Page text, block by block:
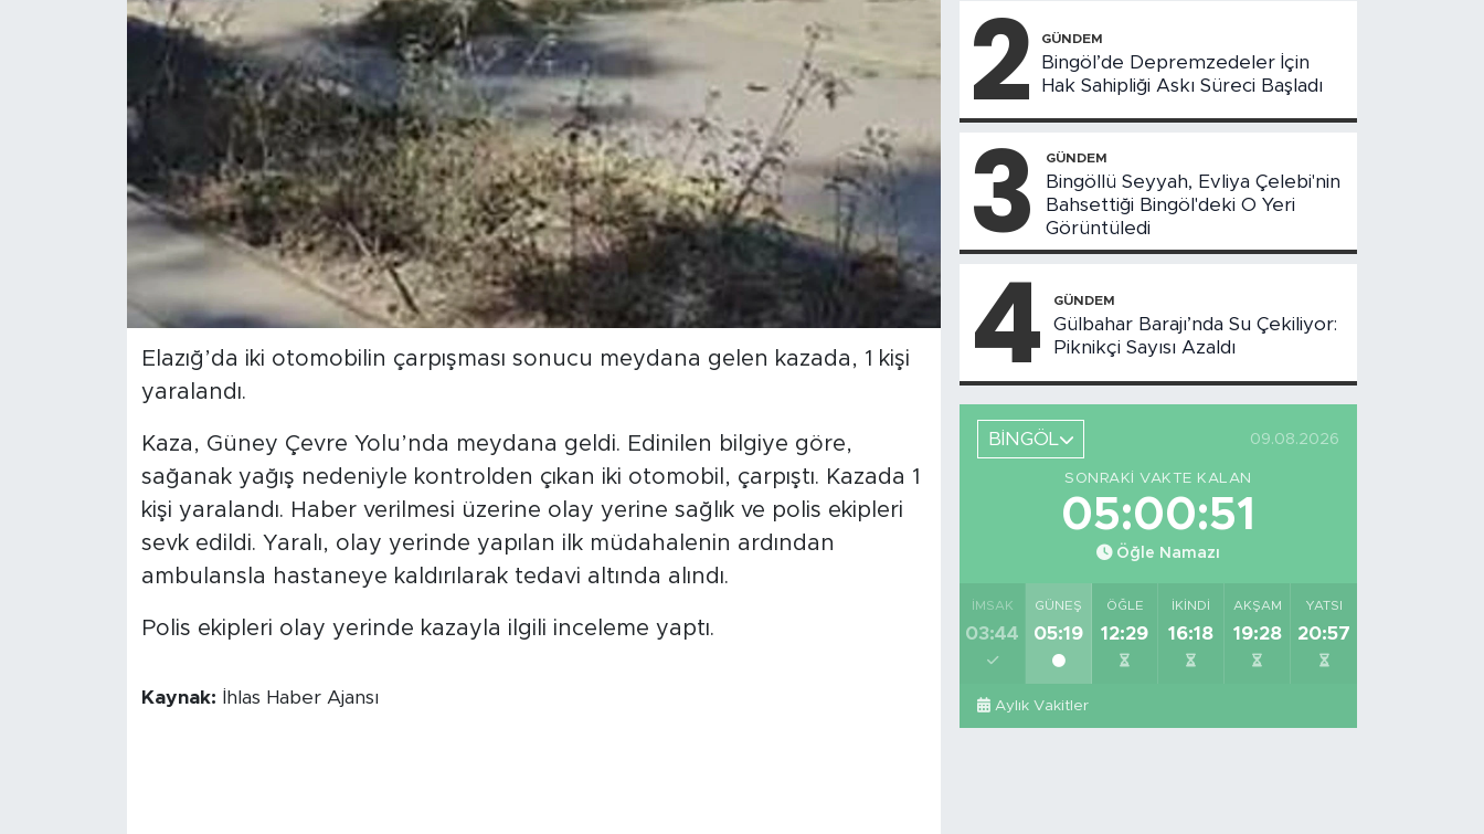
Elazığ’da iki otomobilin çarpışması sonucu meydana gelen kazada, 1 kişi
yaralandı.
Kaza, Güney Çevre Yolu’nda meydana geldi. Edinilen bilgiye göre,
sağanak yağış nedeniyle kontrolden çıkan iki otomobil, çarpıştı. Kazada 1
kişi yaralandı. Haber verilmesi üzerine olay yerine sağlık ve polis ekipleri
sevk edildi. Yaralı, olay yerinde yapılan ilk müdahalenin ardından
ambulansla hastaneye kaldırılarak tedavi altında alındı.
Polis ekipleri olay yerinde kazayla ilgili inceleme yaptı.
Kaynak: İhlas Haber Ajansı
2 GÜNDEM
Bingöl’de Depremzedeler İçin
Hak Sahipliği Askı Süreci Başladı
3 GÜNDEM
Bingöllü Seyyah, Evliya Çelebi'nin
Bahsettiği Bingöl'deki O Yeri
Görüntüledi
4 GÜNDEM
Gülbahar Barajı’nda Su Çekiliyor:
Piknikçi Sayısı Azaldı
BİNGÖL 09.08.2026
SONRAKI VAKTE KALAN
05:00:50
Öğle Namazı
İMSAK
03:44
GÜNEŞ
05:19
ÖĞLE
12:29
İKINDI
16:18
AKŞAM
19:28
YATSI
20:57
Aylık Vakitler
Ekonomi
Hava Durumu
Bingöl Kaza Haberleri